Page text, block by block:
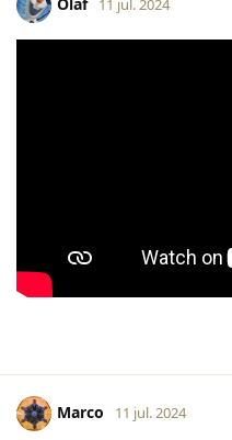
11 jul. 2024
Marco 11 jul. 2024